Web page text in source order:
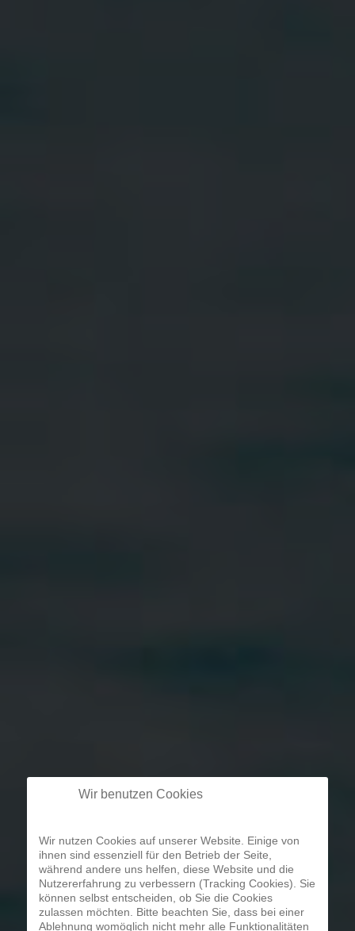
Wir benutzen Cookies
Wir nutzen Cookies auf unserer Website. Einige von
ihnen sind essenziell für den Betrieb der Seite,
während andere uns helfen, diese Website und die
Nutzererfahrung zu verbessern (Tracking Cookies). Sie
können selbst entscheiden, ob Sie die Cookies
zulassen möchten. Bitte beachten Sie, dass bei einer
Ablehnung womöglich nicht mehr alle Funktionalitäten